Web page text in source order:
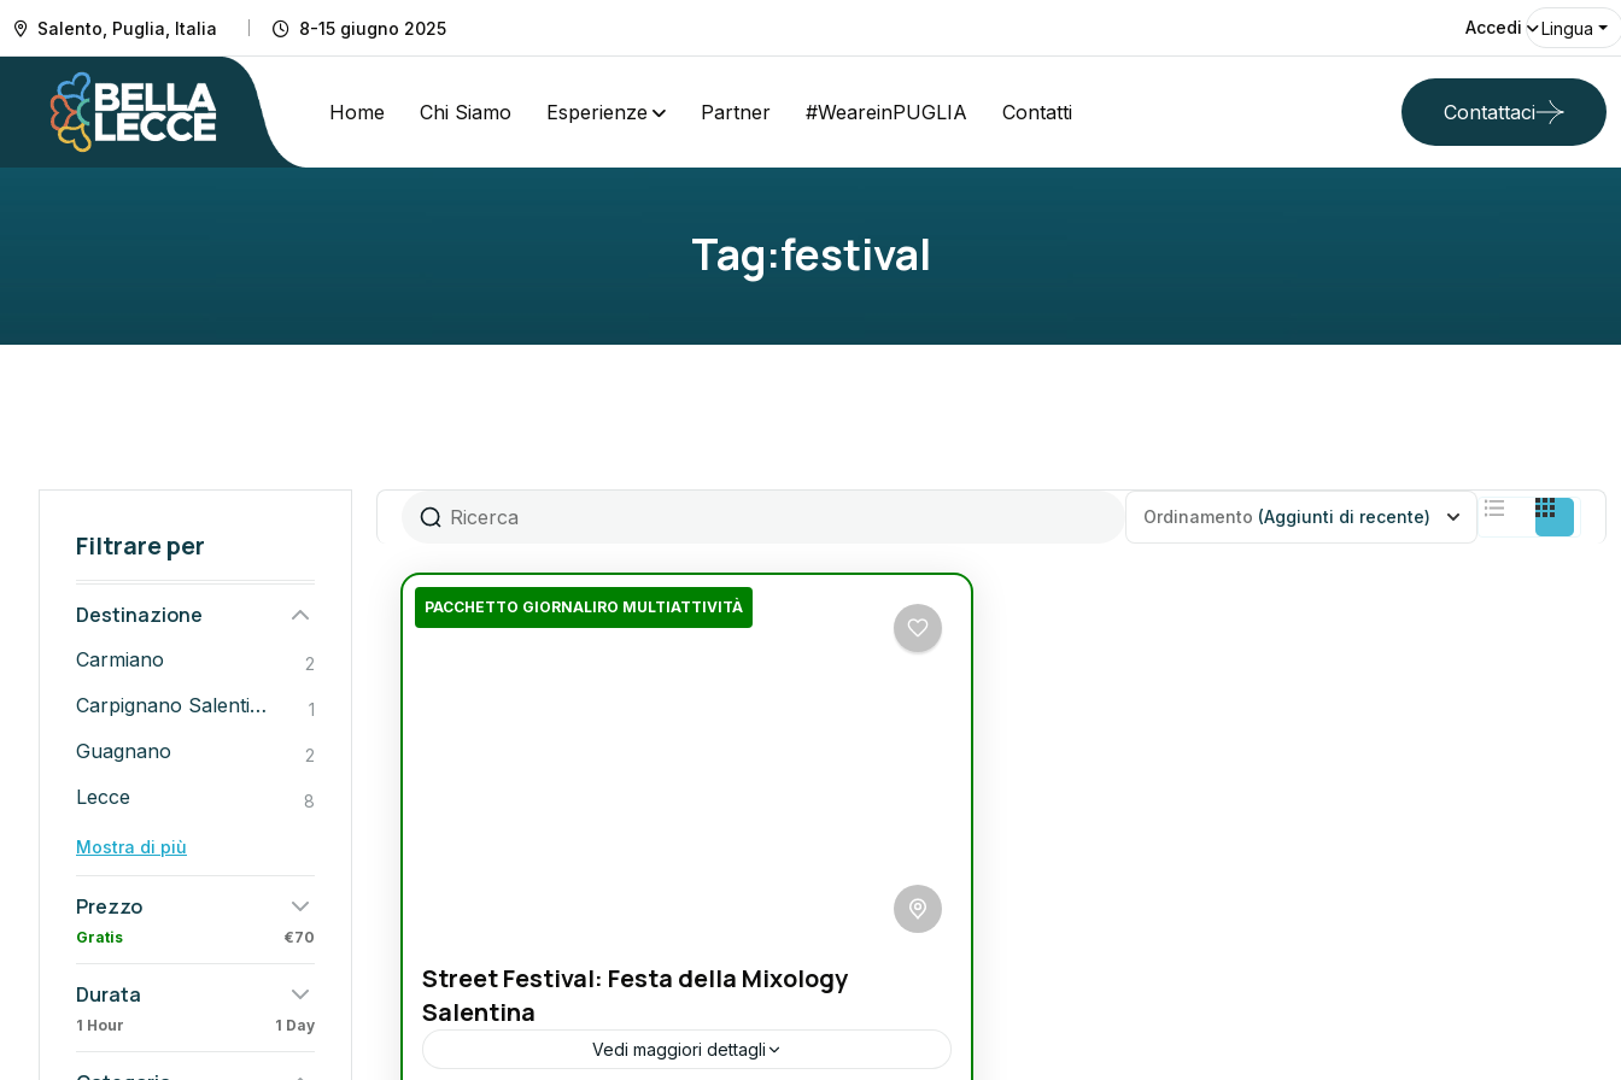
Salento, Puglia, Italia 8-15 giugno 2025 Accedi Lingua
Home Chi Siamo Esperienze Partner #weareinPUGLIA Contatti Contattaci
Tag:festival
Filtrare per
Destinazione
Carmiano 2
Carpignano Salentino 1
Guagnano 2
Lecce 8
Mostra di più
Prezzo
Gratis €70
Durata
1 Hour 1 Day
Ordinamento (Aggiunti di recente)
Street Festival: Festa della Mixology
Salentina
Vedi maggiori dettagli